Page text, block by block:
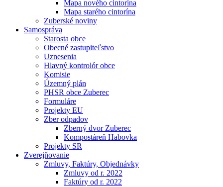
Mapa nového cintorína
Mapa starého cintorína
Zuberské noviny
Samospráva
Starosta obce
Obecné zastupiteľstvo
Uznesenia
Hlavný kontrolór obce
Komisie
Územný plán
PHSR obce Zuberec
Formuláre
Projekty EU
Zber odpadov
Zberný dvor Zuberec
Kompostáreň Habovka
Projekty SR
Zverejňovanie
Zmluvy, Faktúry, Objednávky
Zmluvy od r. 2022
Faktúry od r. 2022